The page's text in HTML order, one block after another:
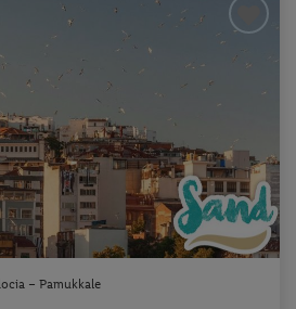
– Pamukkale